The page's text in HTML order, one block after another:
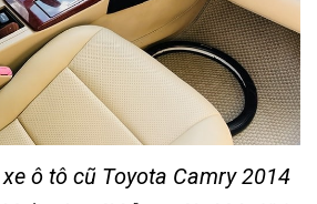
ô tô cũ Toyota Camry 2014